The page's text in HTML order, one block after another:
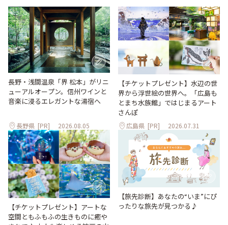
長野・浅間温泉「界 松本」がリニ
ューアルオープン。信州ワインと
音楽に浸るエレガントな湯宿へ
長野県 [PR] 2026.08.05
【チケットプレゼント】水辺の世
界から浮世絵の世界へ。「広島も
とまち水族館」ではじまるアート
さんぽ
広島県 [PR] 2026.07.31
【チケットプレゼント】アートな
空間ともふもふの生きものに癒や
【旅先診断】あなたの“いま”にぴ
ったりな旅先が見つかる♪